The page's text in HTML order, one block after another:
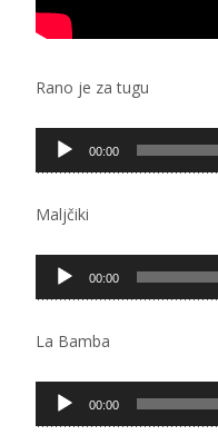
Rano je za tugu
Pregledač
zvučnih
00:00
Maljčiki
Pregledač
zvučnih
00:00
La Bamba
Pregledač
zvučnih
00:00